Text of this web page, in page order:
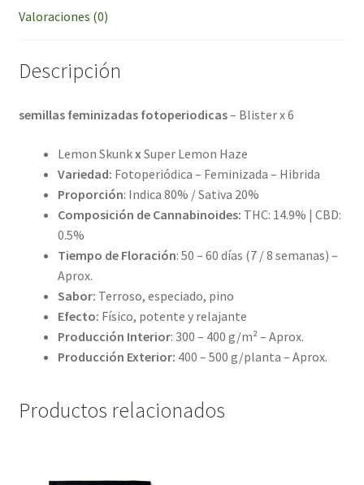
Valoraciones (0)
Descripción
semillas feminizadas fotoperiodicas– Blister x 6
Lemon Skunkx Super Lemon Haze
Variedad: Fotoperiódica – Feminizada – Hibrida
Proporción: Indica 80% / Sativa 20%
Composición de Cannabinoides: THC: 14.9% | CBD:
0.5%
Tiempo de Floración: 50 – 60 días (7 / 8 semanas) –
Aprox.
Sabor: Terroso, especiado, pino
Efecto: Físico, potente y relajante
Producción Interior: 300 – 400 g/m² – Aprox.
Producción Exterior: 400 – 500 g/planta – Aprox.
Productos relacionados